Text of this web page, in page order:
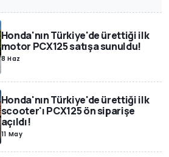
Honda'nın Türkiye'de ürettiği ilk
motor PCX125 satışa sunuldu!
8 Haz
Honda'nın Türkiye'de ürettiği ilk
scooter'ı PCX125 ön siparişe
açıldı!
11 May